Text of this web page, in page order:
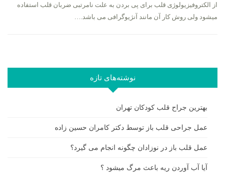
از الکتروفیزیولوژی قلب برای پی بردن به علت نامرتبی ضربان قلب استفاده
میشود ولی روش کار آن مانند آنژیوگرافی می باشد.…
نوشته‌های تازه
بهترین جراح قلب کودکان تهران
عمل جراحی قلب باز توسط دکتر کامران حسین زاده
عمل قلب باز در نوزادان چگونه انجام می گیرد؟
آیا آب آوردن ریه باعث مرگ میشود ؟